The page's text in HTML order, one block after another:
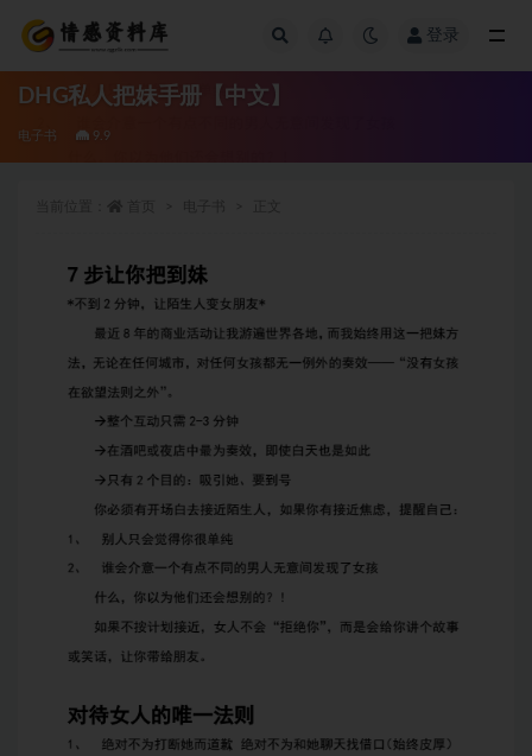
登录
DHG私人把妹手册【中文】
电子书 9.9